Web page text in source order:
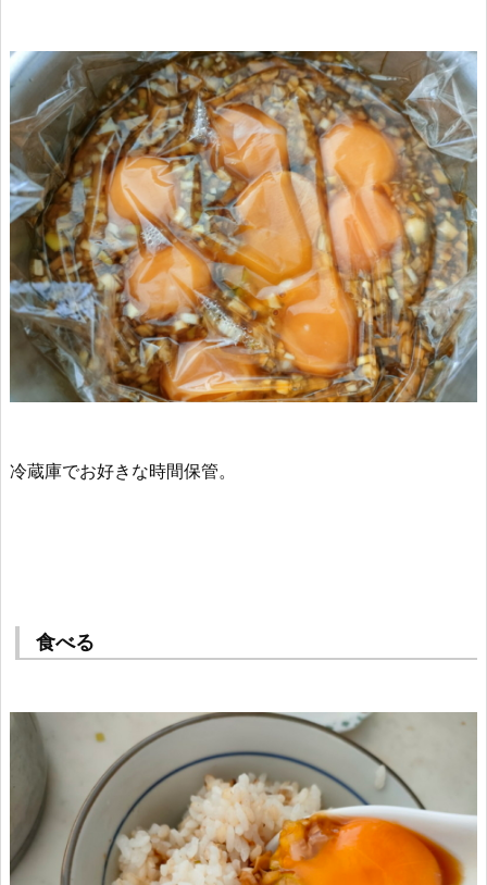
冷蔵庫でお好きな時間保管。
食べる